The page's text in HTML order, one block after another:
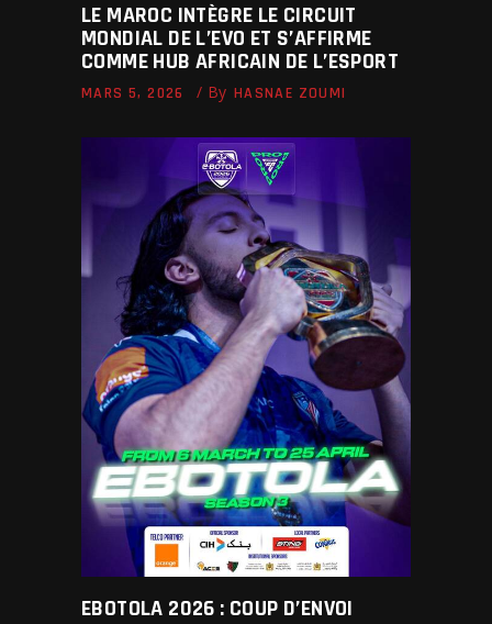
LE MAROC INTÈGRE LE CIRCUIT
MONDIAL DE L’EVO ET S’AFFIRME
COMME HUB AFRICAIN DE L’ESPORT
MARS 5, 2026 By HASNAE ZOUMI
EBOTOLA 2026 : COUP D’ENVOI